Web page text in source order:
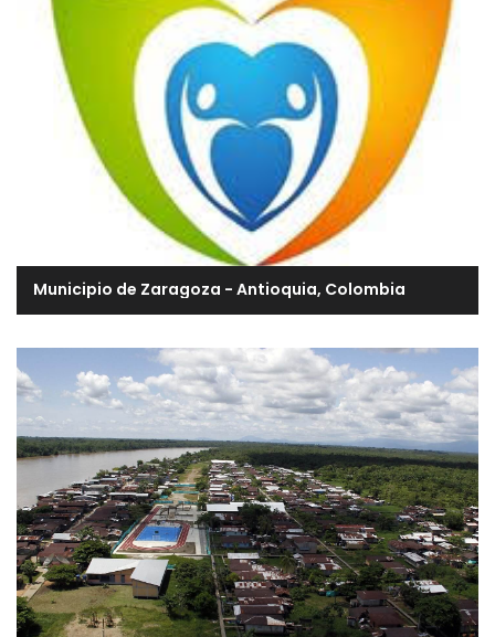
Municipio de Zaragoza - Antioquia, Colombia